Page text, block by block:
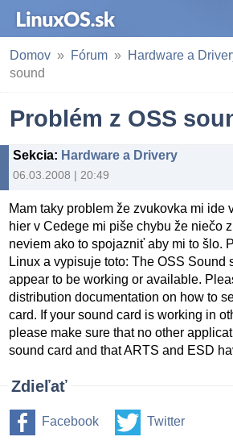
Domov Fórum Hardware a
sound
Problém z OSS
Sekcia: Hardware a Drivery
06.03.2008 | 20:49
Mam taky problem že zvukovka mi ide
hier v Cedege mi piše chybu že niečo
neviem ako to spojazniť aby mi to šlo.
Linux a vypisuje toto: The OSS Sound
appear to be working or available.
distribution documentation on how to
card. If your sound card is working in
please make sure that no other
sound card and that ARTS and ESD
Zdieľať
Facebook Twitter